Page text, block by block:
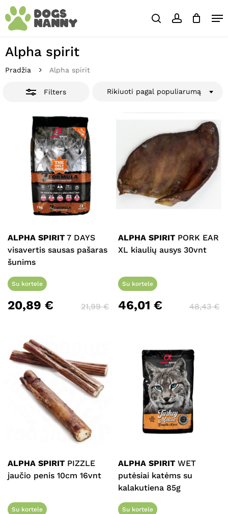
Skip
to
main
searchaccount
Krepšelis
Cart
Alpha spirit
Pradžia Alpha spirit
Filters Rikiuoti pagal populiarumą
Close
ALPHA SPIRIT 7 DAYS
visavertis sausas pašaras
šunims
Su kortele
20,89 € 21,99€
ALPHA SPIRIT PORK EAR
XL kiaulių ausys 30vnt
Su kortele
46,01€ 48,43€
ALPHA SPIRIT PIZZLE
jaučio penis 10cm 16vnt
Su kortele
ALPHA SPIRIT WET
putėsiai katėms su
kalakutiena 85g
Su kortele